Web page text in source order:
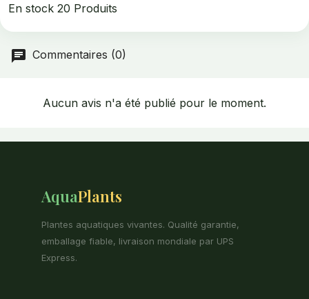
En stock 20 Produits
Commentaires (0)
Aucun avis n'a été publié pour le moment.
AquaPlants
Plantes aquatiques vivantes. Qualité garantie,
emballage fiable, livraison mondiale par UPS
Express.